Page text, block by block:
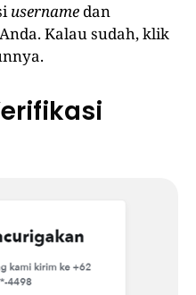
username dan
Kalau sudah, klik